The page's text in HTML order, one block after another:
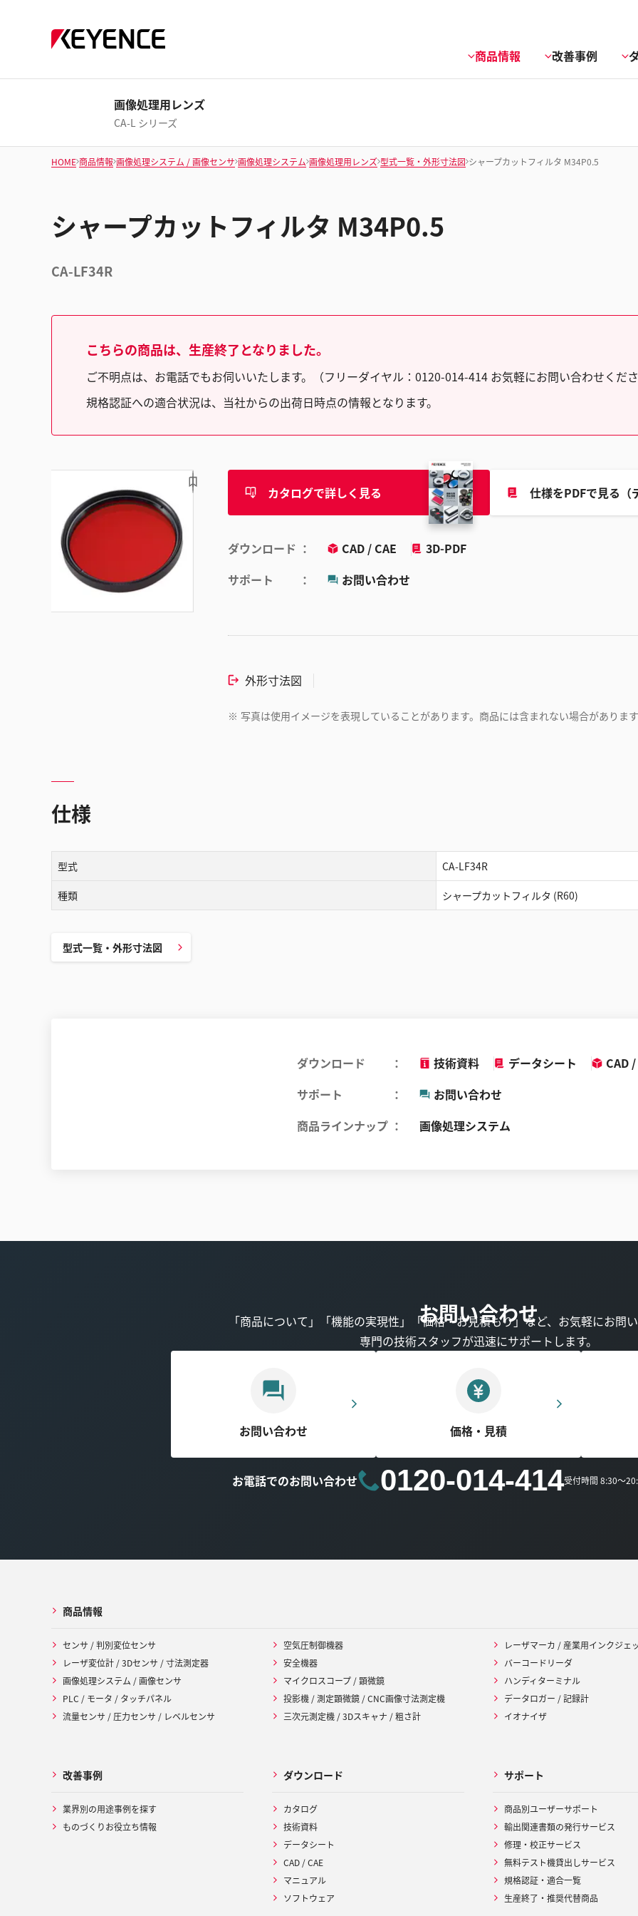
商品情報 改善事例
画像処理用レンズ
CA-L シリーズ
HOME 商品情報 画像処理システム / 画像センサ 画像処理システム 画像処理用レンズ 型式一覧・外形寸法図 シャープカットフィルタ M34P0.5
シャープカットフィルタ M34P0.5
CA-LF34R
こちらの商品は、生産終了となりました。
ご不明点は、お電話でもお伺いいたします。（フリーダイヤル：0120-014-414 お気軽にお問い合わせくだ
規格認証への適合状況は、当社からの出荷日時点の情報となります。
カタログで詳しく見る 仕様をPDFで見る（
ダウンロード CAD / CAE
3D-PDF
サポート
お問い合わせ
外形寸法図
※ 写真は使用イメージを表現していることがあります。商品には含まれない場合がありま
仕様
型式 CA-LF34R
種類 シャープカットフィルタ (R60)
型式一覧・外形寸法図
ダウンロード 技術資料 データシート
CAD
サポート
お問い合わせ
商品ラインナップ
画像処理システム
お問い合わせ
「商品について」「機能の実現性」「価格・お見積もり」など、お気軽にお問
専門の技術スタッフが迅速にサポートします。
お問い合わせ 価格・見積
お電話でのお問い合わせ 0120-014-414受付時間 8:30～
商品情報
センサ / 判別変位センサ
レーザ変位計 / 3Dセンサ / 寸法測定器
画像処理システム / 画像センサ
PLC / モータ / タッチパネル
流量センサ / 圧力センサ / レベルセンサ
空気圧制御機器
安全機器
マイクロスコープ / 顕微鏡
投影機 / 測定顕微鏡 / CNC画像寸法測定機
三次元測定機 / 3Dスキャナ / 粗さ計
レーザマーカ / 産業用インクジェ
バーコードリーダ
ハンディターミナル
データロガー / 記録計
イオナイザ
改善事例
業界別の用途事例を探す
ものづくりお役立ち情報
ダウンロード
カタログ
技術資料
データシート
CAD / CAE
マニュアル
ソフトウェア
サポート
商品別ユーザーサポート
輸出関連書類の発行サービス
修理・校正サービス
無料テスト機貸出しサービス
規格認証・適合一覧
生産終了・推奨代替商品